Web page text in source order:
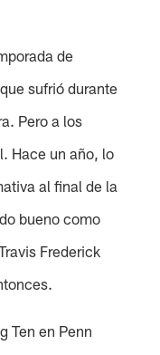
de
sufrió durante
Pero a los
Hace un año, lo
al final de la
bueno como
Frederick
Ten en Penn